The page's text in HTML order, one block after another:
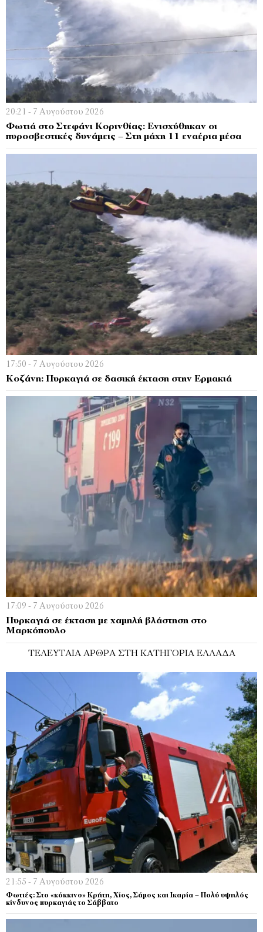
20:21 - 7 Αυγούστου 2026
Φωτιά στο Στεφάνι Κορινθίας: Ενισχύθηκαν οι
πυροσβεστικές δυνάμεις – Στη μάχη 11 εναέρια μέσα
17:50 - 7 Αυγούστου 2026
Κοζάνη: Πυρκαγιά σε δασική έκταση στην Ερμακιά
17:09 - 7 Αυγούστου 2026
Πυρκαγιά σε έκταση με χαμηλή βλάστηση στο
Μαρκόπουλο
ΤΕΛΕΥΤΑΊΑ ΆΡΘΡΑ ΣΤΗ ΚΑΤΗΓΟΡΊΑ ΕΛΛΆΔΑ
21:55 - 7 Αυγούστου 2026
Φωτιές: Στο «κόκκινο» Κρήτη, Χίος, Σάμος και Ικαρία – Πολύ υψηλός
κίνδυνος πυρκαγιάς το Σάββατο